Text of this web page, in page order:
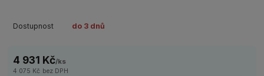
Dostupnost do 3 dnů
4 931 Kč/ks
4 075 Kč bez DPH